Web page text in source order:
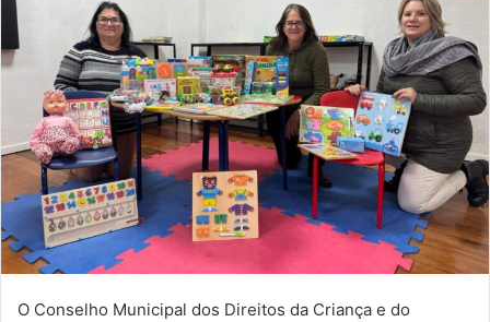
O Conselho Municipal dos Direitos da Criança e do